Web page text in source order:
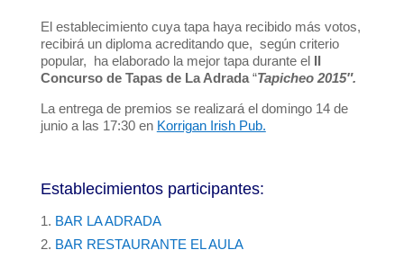
El establecimiento cuya tapa haya recibido más votos,
recibirá un diploma acreditando que, según criterio
popular, ha elaborado la mejor tapa durante el II
Concurso de Tapas de La Adrada“Tapicheo 2015″.
La entrega de premios se realizará el domingo 14 de
junio a las 17:30 en Korrigan Irish Pub.
Establecimientos participantes:
BAR LA ADRADA
BAR RESTAURANTE EL AULA